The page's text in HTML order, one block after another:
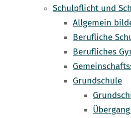
Schulpflicht und
Allgemein
Berufliche
Berufliches
Grundschule